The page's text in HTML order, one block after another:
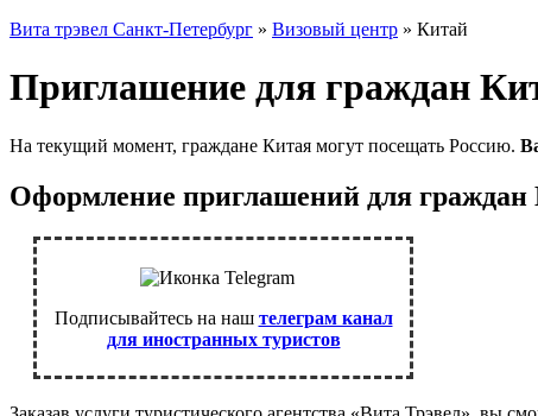
Вита трэвел Санкт-Петербург » Визовый центр » Китай
Приглашение для граждан
На текущий момент, граждане Китая могут посещать Россию.
Оформление приглашений для граждан
Подписывайтесь на наш телеграм канал
для иностранных туристов